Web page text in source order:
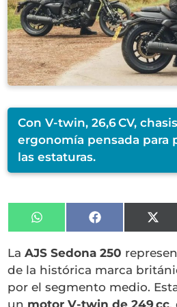
Con V-twin, 26,6 CV,
ergonomía pensada para
las estaturas.
Compartir
en
WhatsApp
Compartir
en
en
LaAJS Sedona 250
de la histórica marca
por el segmento medio.
un motor V-twin de 249 cc,